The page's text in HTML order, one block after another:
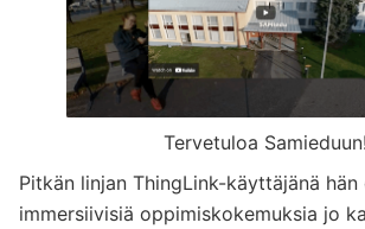
Tervetuloa Samieduun!
Pitkän linjan ThingLink-käyttäjänä
immersiivisiä oppimiskokemuksia jo